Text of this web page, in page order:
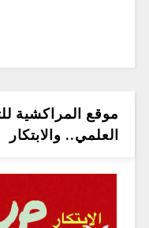
موقع المراكشية
العلمي.. والابتكار